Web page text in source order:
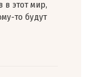
в этот мир,
то будут